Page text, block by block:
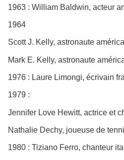
1963 : William Baldwin, acteur
1964
Scott J. Kelly, astronaute
Mark E. Kelly, astronaute
1976 : Laure Limongi, écrivain
1979 :
Jennifer Love Hewitt, actrice et
Nathalie Dechy, joueuse de
1980 : Tiziano Ferro, chanteur